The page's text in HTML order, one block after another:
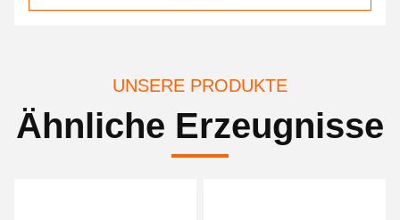
UNSERE PRODUKTE
Ähnliche Erzeugnisse